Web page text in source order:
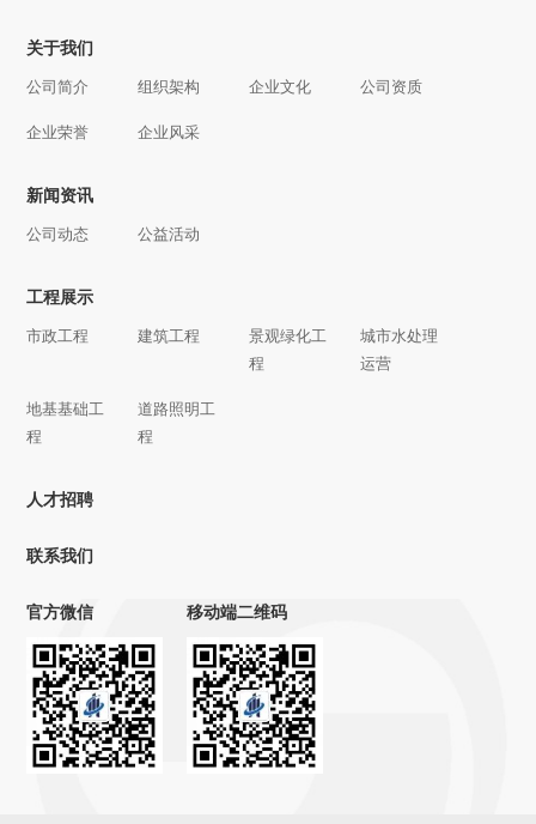
关于我们
公司简介 组织架构 企业文化 公司资质
企业荣誉 企业风采
新闻资讯
公司动态 公益活动
工程展示
市政工程 建筑工程
景观绿化工
程
城市水处理
运营
地基基础工
程
道路照明工
程
人才招聘
联系我们
官方微信 移动端二维码